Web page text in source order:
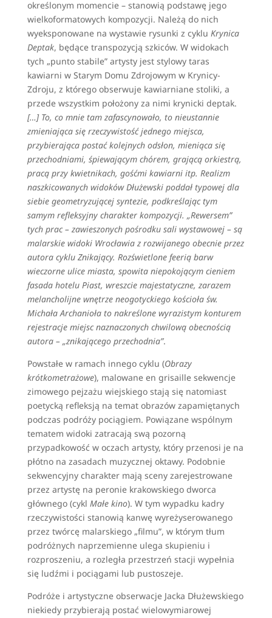
określonym momencie – stanowią podstawę jego
wielkoformatowych kompozycji. Należą do nich
wyeksponowane na wystawie rysunki z cyklu Krynica
Deptak, będące transpozycją szkiców. W widokach
tych „punto stabile” artysty jest stylowy taras
kawiarni w Starym Domu Zdrojowym w Krynicy-
Zdroju, z którego obserwuje kawiarniane stoliki, a
przede wszystkim położony za nimi krynicki deptak.
[…] To, co mnie tam zafascynowało, to nieustannie
zmieniająca się rzeczywistość jednego miejsca,
przybierająca postać kolejnych odsłon, mieniąca się
przechodniami, śpiewającym chórem, grającą orkiestrą,
pracą przy kwietnikach, gośćmi kawiarni itp. Realizm
naszkicowanych widoków Dłużewski poddał typowej dla
siebie geometryzującej syntezie, podkreślając tym
samym refleksyjny charakter kompozycji. „Rewersem”
tych prac – zawieszonych pośrodku sali wystawowej – są
malarskie widoki Wrocławia z rozwijanego obecnie przez
autora cyklu Znikający. Rozświetlone feerią barw
wieczorne ulice miasta, spowita niepokojącym cieniem
fasada hotelu Piast, wreszcie majestatyczne, zarazem
melancholijne wnętrze neogotyckiego kościoła św.
Michała Archanioła to nakreślone wyrazistym konturem
rejestracje miejsc naznaczonych chwilową obecnością
autora – „znikającego przechodnia”.
Powstałe w ramach innego cyklu (Obrazy
krótkometrażowe), malowane en grisaille sekwencje
zimowego pejzażu wiejskiego stają się natomiast
poetycką refleksją na temat obrazów zapamiętanych
podczas podróży pociągiem. Powiązane wspólnym
tematem widoki zatracają swą pozorną
przypadkowość w oczach artysty, który przenosi je na
płótno na zasadach muzycznej oktawy. Podobnie
sekwencyjny charakter mają sceny zarejestrowane
przez artystę na peronie krakowskiego dworca
głównego (cykl Małe kino). W tym wypadku kadry
rzeczywistości stanowią kanwę wyreżyserowanego
przez twórcę malarskiego „filmu”, w którym tłum
podróżnych naprzemienne ulega skupieniu i
rozproszeniu, a rozległa przestrzeń stacji wypełnia
się ludźmi i pociągami lub pustoszeje.
Podróże i artystyczne obserwacje Jacka Dłużewskiego
niekiedy przybierają postać wielowymiarowej